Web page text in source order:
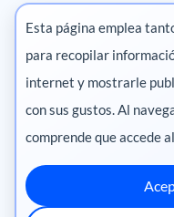
Esta página emplea
para recopilar
internet y mostrarle
con sus gustos. Al
comprende que accede